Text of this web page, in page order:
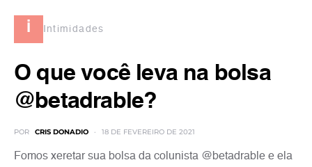
i Intimidades
O que você leva na bolsa
@betadrable?
POR CRIS DONADIO 18 DE FEVEREIRO DE 2021
Fomos xeretar sua bolsa da colunista @betadrable e ela